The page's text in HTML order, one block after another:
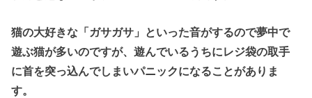
猫の大好きな「ガサガサ」といった音がするので夢中で
遊ぶ猫が多いのですが、遊んでいるうちにレジ袋の取手
に首を突っ込んでしまいパニックになることがありま
す。